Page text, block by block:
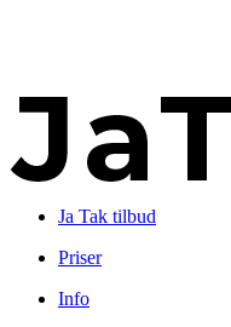
Ja Tak tilbud
Priser
Info